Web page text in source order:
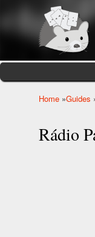
Home »Guides
Rádio